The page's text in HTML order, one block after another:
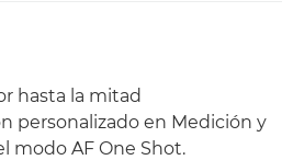
hasta la mitad
personalizado en Medición y
modo AF One Shot.